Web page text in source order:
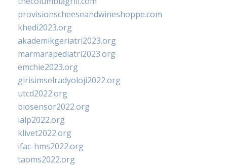
provisionscheeseandwineshoppe.com
khedi2023.org
akademikgeriatri2023.org
marmarapediatri2023.org
emchie2023.org
girisimselradyoloji2022.org
utcd2022.org
biosensor2022.org
ialp2022.org
klivet2022.org
ifac-hms2022.org
taoms2022.org